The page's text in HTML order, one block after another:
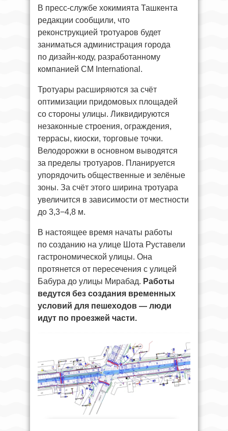
В пресс-службе хокимията Ташкента
редакции сообщили, что
реконструкцией тротуаров будет
заниматься администрация города
по дизайн-коду, разработанному
компанией CM International.
Тротуары расширяются за счёт
оптимизации придомовых площадей
со стороны улицы. Ликвидируются
незаконные строения, ограждения,
террасы, киоски, торговые точки.
Велодорожки в основном выводятся
за пределы тротуаров. Планируется
упорядочить общественные и зелёные
зоны. За счёт этого ширина тротуара
увеличится в зависимости от местности
до 3,3−4,8 м.
В настоящее время начаты работы
по созданию на улице Шота Руставели
гастрономической улицы. Она
протянется от пересечения с улицей
Бабура до улицы Мирабад. Работы
ведутся без создания временных
условий для пешеходов — люди
идут по проезжей части.